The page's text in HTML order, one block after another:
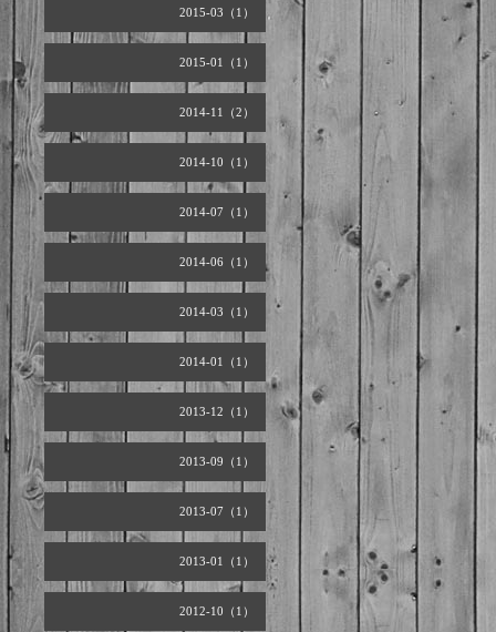
2015-03（1）
2015-01（1）
2014-11（2）
2014-10（1）
2014-07（1）
2014-06（1）
2014-03（1）
2014-01（1）
2013-12（1）
2013-09（1）
2013-07（1）
2013-01（1）
2012-10（1）